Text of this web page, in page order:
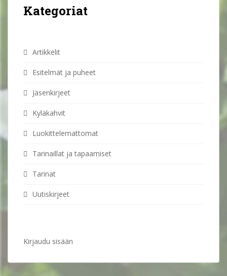
Kategoriat
Artikkelit
Esitelmät ja puheet
Jäsenkirjeet
Kyläkahvit
Luokittelemattomat
Tarinaillat ja tapaamiset
Tarinat
Uutiskirjeet
Kirjaudu sisään